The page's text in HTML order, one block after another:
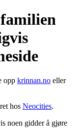
opp krinnan.no eller
hos Neocities.
noen gidder å gjøre